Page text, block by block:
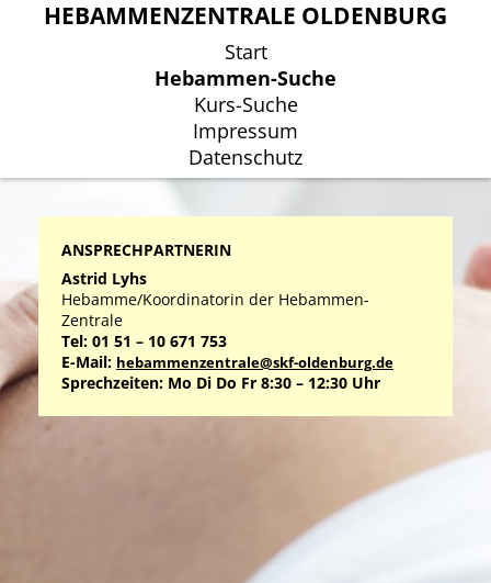
HEBAMMENZENTRALE OLDENBURG
Start
Hebammen-Suche
Kurs-Suche
Impressum
Datenschutz
HEBAMMENZENTRALE OLDENBURG
Start
Hebammen-Suche
Kurs-Suche
Impressum
Datenschutz
ANSPRECHPARTNERIN
Astrid Lyhs
Hebamme/Koordinatorin der Hebammen-
Zentrale
Tel: 01 51 – 10 671 753
E-Mail: hebammenzentrale@skf-oldenburg.de
Sprechzeiten: Mo Di Do Fr 8:30 – 12:30 Uhr